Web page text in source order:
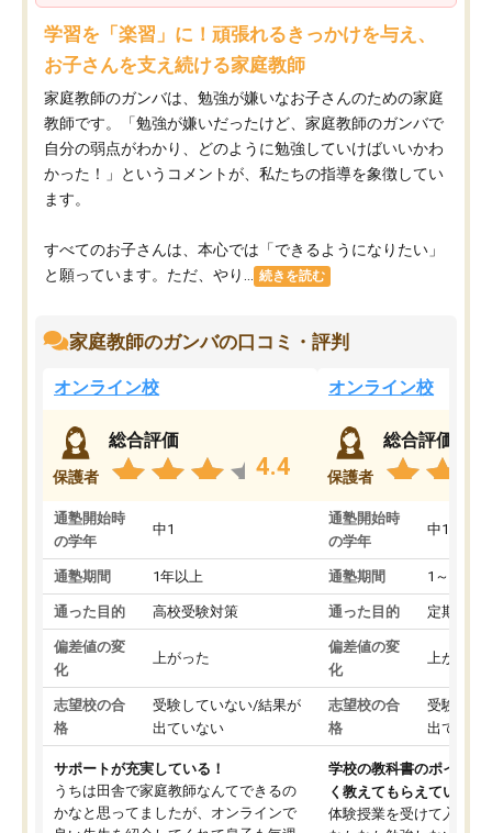
学習を「楽習」に！頑張れるきっかけを与え、
お子さんを支え続ける家庭教師
家庭教師のガンバは、勉強が嫌いなお子さんのための家庭
教師です。「勉強が嫌いだったけど、家庭教師のガンバで
自分の弱点がわかり、どのように勉強していけばいいかわ
かった！」というコメントが、私たちの指導を象徴してい
ます。
すべてのお子さんは、本心では「できるようになりたい」
と願っています。ただ、やり...
続きを読む
家庭教師のガンバの口コミ・評判
オンライン校
保護者
総合評価
4.4
通塾開始時
の学年
中1
通塾期間 1年以上
通った目的 高校受験対策
偏差値の変
化
上がった
志望校の合
格
受験していない/結果が
出ていない
サポートが充実している！
うちは田舎で家庭教師なんてできるの
かなと思ってましたが、オンラインで
オンライン校
保護者
総合評価
通塾開始時
の学年
中1
通塾期間 1～3ヵ月
通った目的 定期テス
偏差値の変
化
上がった
志望校の合
格
受験して
出ていな
学校の教科書のポイント
く教えてもらえている
体験授業を受けて入塾し